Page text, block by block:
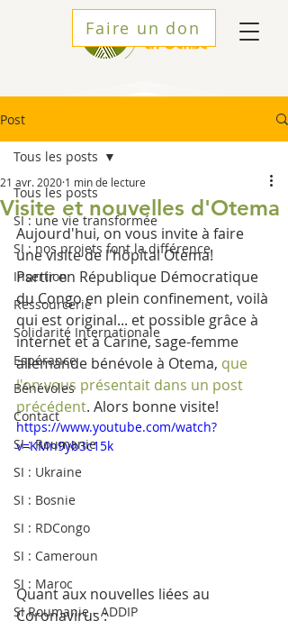
Faire un don
Post
Tous les posts
SI : une vie transformée
SI : nos projets font la différence
Insertion
Ressourcerie
Solidarité Internationale
Espérance
Bénévoles
Contact
SI : Roumanie
SI : Ukraine
SI : Bosnie
SI : RDCongo
SI : Cameroun
SI : Maroc
SI Roumanie - ADDIP
Tous les posts
Visite et nouvelles d'Otema
21 avr. 2020 1 min de lecture
Aujourd'hui, on vous invite à faire
une visite de l'hôpital Otema!
Partir en République Démocratique
du Congo en plein confinement, voilà
qui est original... et possible grâce à
internet et à Carine, sage-femme
allemande bénévole à Otema, que
l'on vous présentait dans un post
précédent. Alors bonne visite!
https://www.youtube.com/watch?
v=KMn9yb3c15k
Quant aux nouvelles liées au
Coronavirus :